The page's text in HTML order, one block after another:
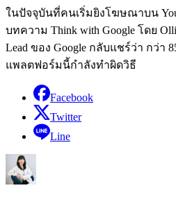
ในปัจจุบันที่คนเริ่มยิงโฆษณาบน
บทความ Think with Google โดย
Lead ของ Google กลับแชร์ว่า กว่า
แพลตฟอร์มนี้กำลังทำผิดวิธี
Facebook
Twitter
Line